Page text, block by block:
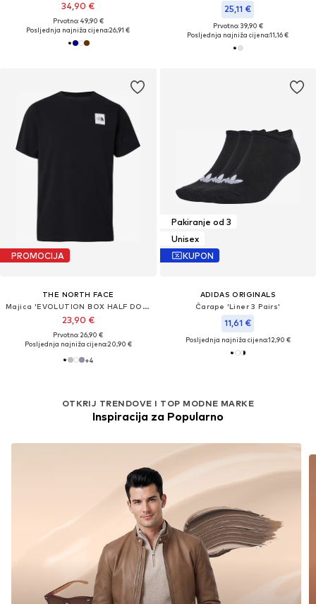
34,90 €
Prvotno: 49,90 €
Posljednja najniža cijena:26,91 €
25,11 €
Prvotno: 39,90 €
Posljednja najniža cijena:11,16 €
PROMOCIJA
THE NORTH FACE
Majica 'EVOLUTION BOX HALF DOME'
23,90 €
Prvotno: 26,90 €
Posljednja najniža cijena:20,90 €
+4
Pakiranje od 3
Unisex
KUPON
ADIDAS ORIGINALS
Čarape 'Liner 3 Pairs'
11,61 €
Posljednja najniža cijena:12,90 €
OTKRIJ TRENDOVE I TOP MODNE MARKE
Inspiracija za Popularno